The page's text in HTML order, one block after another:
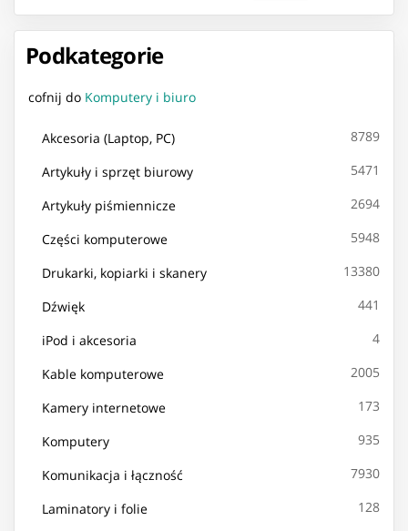
Podkategorie
cofnij do Komputery i biuro
Akcesoria (Laptop, PC) 8789
Artykuły i sprzęt biurowy 5471
Artykuły piśmiennicze 2694
Części komputerowe 5948
Drukarki, kopiarki i skanery 13380
Dźwięk 441
iPod i akcesoria 4
Kable komputerowe 2005
Kamery internetowe 173
Komputery 935
Komunikacja i łączność 7930
Laminatory i folie 128